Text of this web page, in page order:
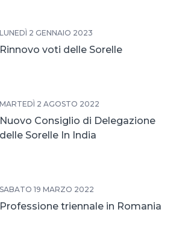
LUNEDÌ 2 GENNAIO 2023
Rinnovo voti delle Sorelle
MARTEDÌ 2 AGOSTO 2022
Nuovo Consiglio di Delegazione
delle Sorelle In India
SABATO 19 MARZO 2022
Professione triennale in Romania